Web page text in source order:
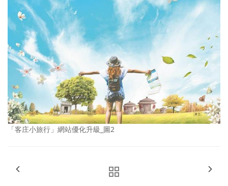
「客庄小旅行」網站優化升級_圖2